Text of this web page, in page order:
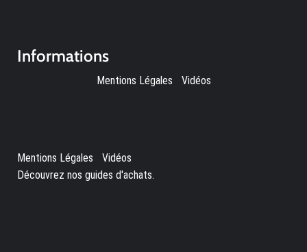
Informations
Mentions Légales Vidéos
Mentions Légales Vidéos
Découvrez nos guides d'achats.